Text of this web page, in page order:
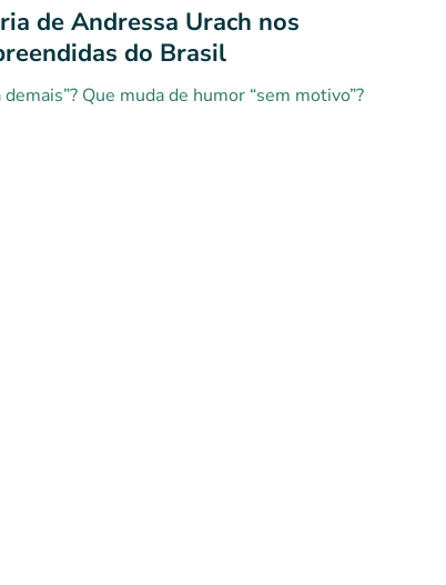
de Andressa Urach nos
do Brasil
Que muda de humor “sem motivo”?